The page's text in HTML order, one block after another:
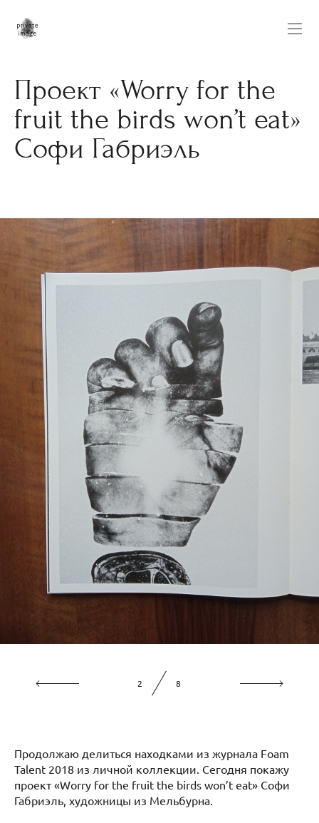
Проект «Worry for the
fruit the birds won’t eat»
Софи Габриэль
2 8
Продолжаю делиться находками из журнала Foam
Talent 2018 из личной коллекции. Сегодня покажу
проект «Worry for the fruit the birds won’t eat» Софи
Габриэль, художницы из Мельбурна.